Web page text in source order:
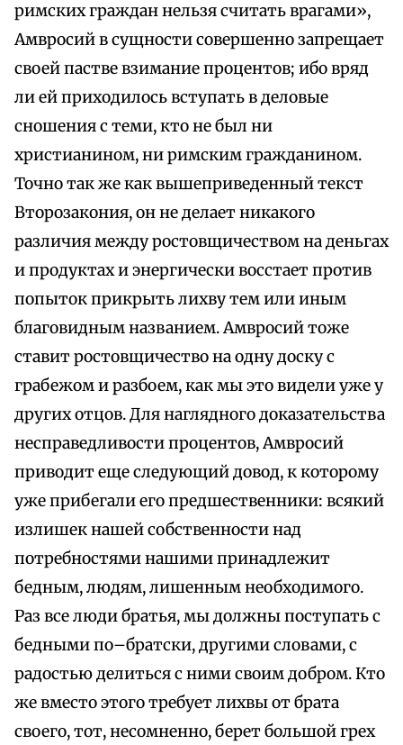
римских граждан нельзя считать врагами»,
Амвросий в сущности совершенно запрещает
своей пастве взимание процентов; ибо вряд
ли ей приходилось вступать в деловые
сношения с теми, кто не был ни
христианином, ни римским гражданином.
Точно так же как вышеприведенный текст
Второзакония, он не делает никакого
различия между ростовщичеством на деньгах
и продуктах и энергически восстает против
попыток прикрыть лихву тем или иным
благовидным названием. Амвросий тоже
ставит ростовщичество на одну доску с
грабежом и разбоем, как мы это видели уже у
других отцов. Для наглядного доказательства
несправедливости процентов, Амвросий
приводит еще следующий довод, к которому
уже прибегали его предшественники: всякий
излишек нашей собственности над
потребностями нашими принадлежит
бедным, людям, лишенным необходимого.
Раз все люди братья, мы должны поступать с
бедными по–братски, другими словами, с
радостью делиться с ними своим добром. Кто
же вместо этого требует лихвы от брата
своего, тот, несомненно, берет большой грех